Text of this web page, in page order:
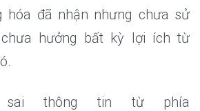
hóa đã nhận nhưng chưa sử
hưởng bất kỳ lợi ích từ
sai thông tin từ phía